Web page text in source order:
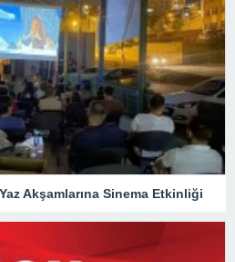
Akşamlarına Sinema Etkinliği